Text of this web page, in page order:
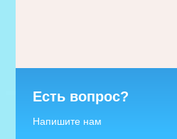
Есть вопрос?
Напишите нам